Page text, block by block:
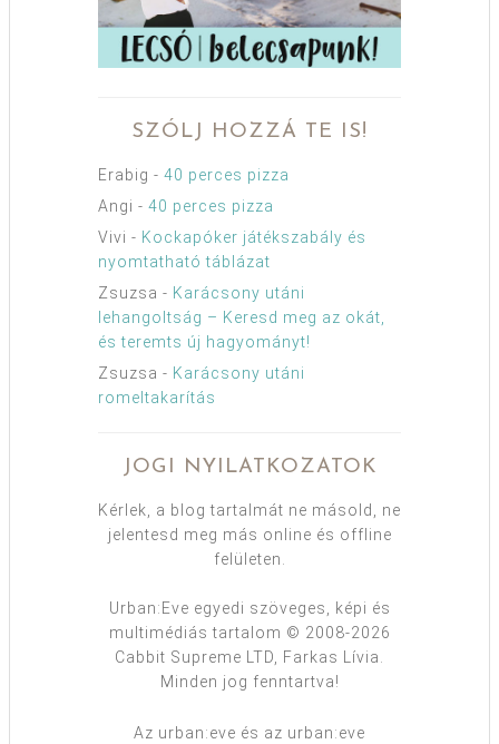
SZÓLJ HOZZÁ TE IS!
Erabig - 40 perces pizza
Angi - 40 perces pizza
Vivi - Kockapóker játékszabály és
nyomtatható táblázat
Zsuzsa - Karácsony utáni
lehangoltság – Keresd meg az okát,
és teremts új hagyományt!
Zsuzsa - Karácsony utáni
romeltakarítás
JOGI NYILATKOZATOK
Kérlek, a blog tartalmát ne másold, ne
jelentesd meg más online és offline
felületen.
Urban:Eve egyedi szöveges, képi és
multimédiás tartalom © 2008-2026
Cabbit Supreme LTD, Farkas Lívia.
Minden jog fenntartva!
Az urban:eve és az urban:eve